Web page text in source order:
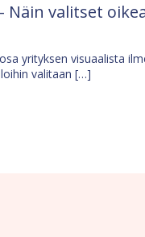
Näin valitset
yrityksen visuaalista
valitaan […]